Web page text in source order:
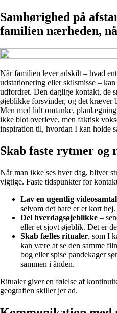
Samhørighed på
familien nærheden,
Når familien lever adskilt – hvad
udstationering eller skilsmisse –
udfordret. Den daglige kontakt, de
øjeblikke forsvinder, og det kræver
Men med lidt omtanke,
ikke blot overleve, men faktisk
inspiration til, hvordan I kan holde
Skab faste rytmer og
Når man ikke ses hver dag, bliver
vigtige. Faste tidspunkter for
Lav en ugentlig
selvom det bare er et kort hej.
Del hverdagsøjeblikke –
eller et sjovt øjeblik. Det er
Skab fælles ritualer, som I
kan være at se den samme
bog eller spise pandekager
sammen i ånden.
Ritualer giver en følelse af
geografien skiller jer ad.